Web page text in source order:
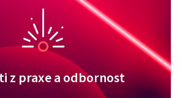
z praxe a odbornost